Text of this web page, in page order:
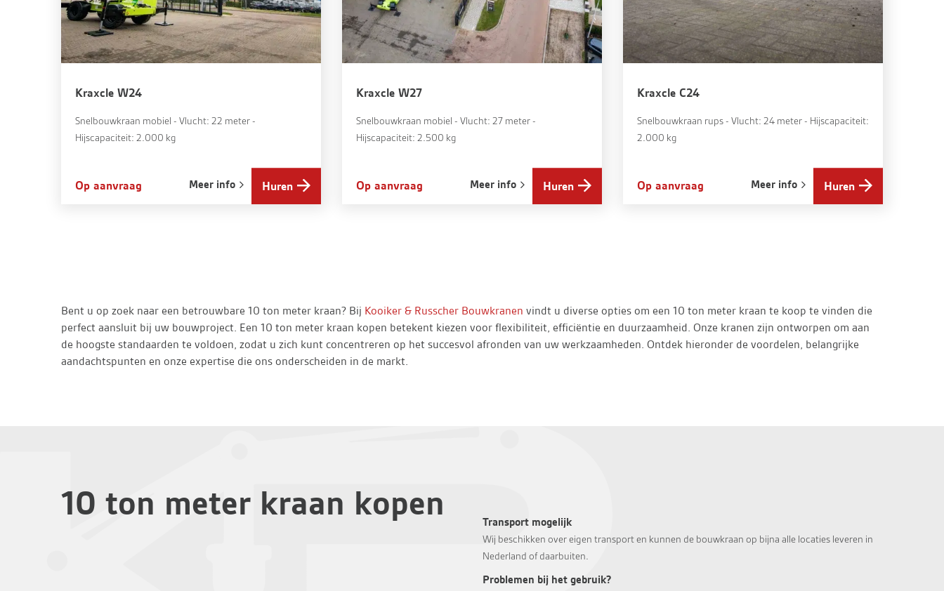
Kraxcle W24
Snelbouwkraan mobiel - Vlucht: 22 meter -
Hijscapaciteit: 2.000 kg
Op aanvraag Meer info Huren
Kraxcle W27
Snelbouwkraan mobiel - Vlucht: 27 meter -
Hijscapaciteit: 2.500 kg
Op aanvraag Meer info Huren
Kraxcle C24
Snelbouwkraan rups - Vlucht: 24 meter - Hijscapaciteit:
2.000 kg
Op aanvraag Meer info Huren
Bent u op zoek naar een betrouwbare 10 ton meter kraan? Bij Kooiker & Russcher Bouwkranen vindt u diverse opties om een 10 ton meter kraan te koop te vinden die
perfect aansluit bij uw bouwproject. Een 10 ton meter kraan kopen betekent kiezen voor flexibiliteit, efficiëntie en duurzaamheid. Onze kranen zijn ontworpen om aan
de hoogste standaarden te voldoen, zodat u zich kunt concentreren op het succesvol afronden van uw werkzaamheden. Ontdek hieronder de voordelen, belangrijke
aandachtspunten en onze expertise die ons onderscheiden in de markt.
10 ton meter kraan kopen Transport mogelijk
Wij beschikken over eigen transport en kunnen de bouwkraan op bijna alle locaties leveren in
Nederland of daarbuiten.
Problemen bij het gebruik?